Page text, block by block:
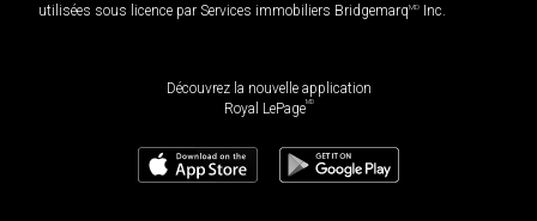
utilisées sous licence par Services immobiliers BridgemarqMD Inc.
Découvrez la nouvelle application
Royal LePageMD